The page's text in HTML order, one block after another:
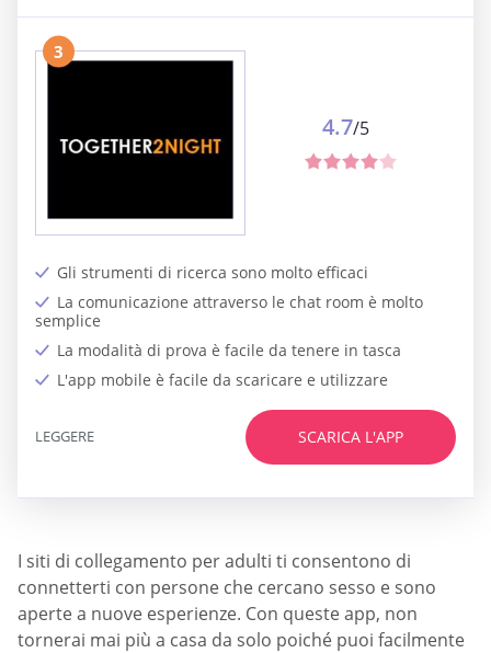
3
Gli strumenti di ricerca sono molto efficaci
La comunicazione attraverso le chat room è molto
semplice
La modalità di prova è facile da tenere in tasca
L'app mobile è facile da scaricare e utilizzare
4.7/5
SCARICA L'APP
LEGGERE
I siti di collegamento per adulti ti consentono di
connetterti con persone che cercano sesso e sono
aperte a nuove esperienze. Con queste app, non
tornerai mai più a casa da solo poiché puoi facilmente